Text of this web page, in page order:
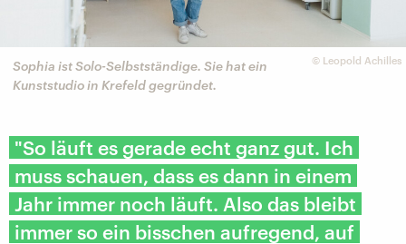
© Leopold Achilles
Sophia ist Solo-Selbstständige. Sie hat ein
Kunststudio in Krefeld gegründet.
"So läuft es gerade echt ganz gut. Ich
muss schauen, dass es dann in einem
Jahr immer noch läuft. Also das bleibt
immer so ein bisschen aufregend, auf